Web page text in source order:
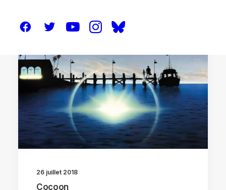
26 juillet 2018
Cocoon